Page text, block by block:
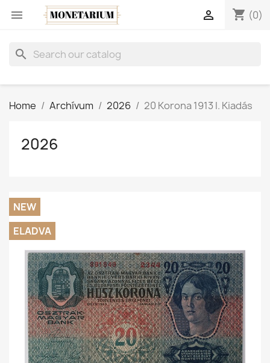
 shopping_cart (0)

search
Home Archívum 2026 20 Korona 1913 I. Kiadás
2026
NEW
ELADVA